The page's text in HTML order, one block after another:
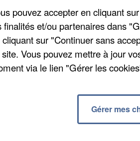
catégorie A, ceux qui
l'an dernier. Ils étaient
2019. Toutes catégories
la même période et de 1,3
-2,1% en un an.
pouvez accepter en cliquant
finalités et/ou partenaires dans
cliquant sur "Continuer sans
Vous pouvez mettre à jour
via le lien "Gérer les
Gérer mes